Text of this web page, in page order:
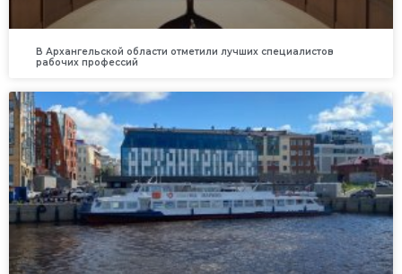
В Архангельской области отметили лучших специалистов
рабочих профессий